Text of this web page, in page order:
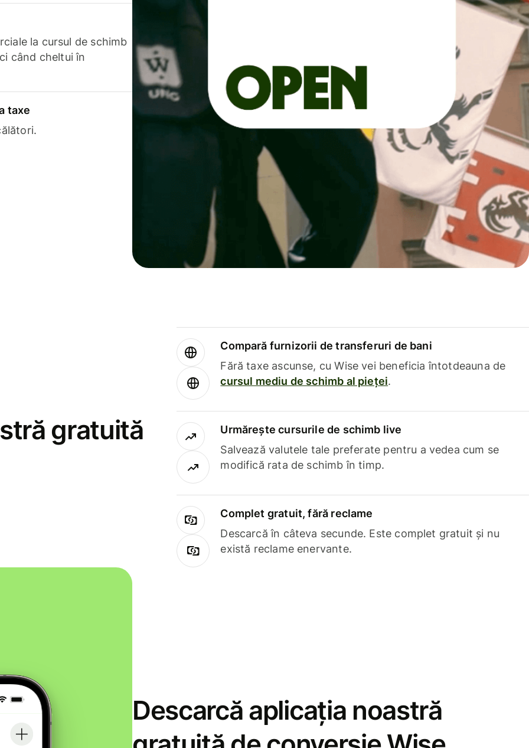
la cursul de schimb
când cheltui în
taxe
gratuită
Compară furnizorii de transferuri de bani
Fără taxe ascunse, cu Wise vei beneficia întotdeauna de
cursul mediu de schimb al pieței.
Urmărește cursurile de schimb live
Salvează valutele tale preferate pentru a vedea cum se
modifică rata de schimb în timp.
Complet gratuit, fără reclame
Descarcă în câteva secunde. Este complet gratuit și nu
există reclame enervante.
Descarcă aplicația noastră